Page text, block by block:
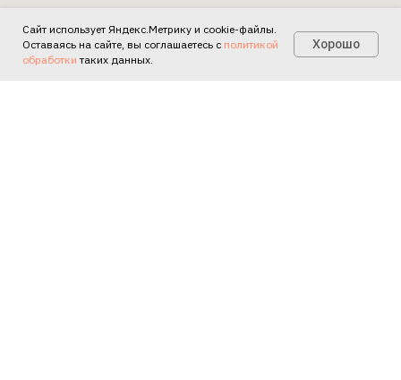
Есть вопросы?
Сайт использует Яндекс.Метрику и cookie-файлы.
Оставаясь на сайте, вы соглашаетесь с политикой
обработки таких данных.
Хорошо